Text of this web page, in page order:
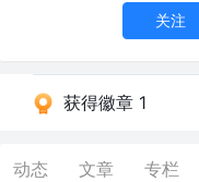
关注
获得徽章 1
动态 文章 专栏